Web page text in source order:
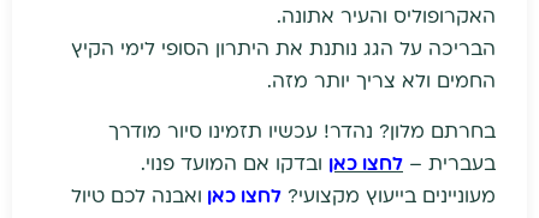
האקרופוליס והעיר אתונה.
הבריכה על הגג נותנת את היתרון הסופי לימי הקיץ
החמים ולא צריך יותר מזה.
בחרתם מלון? נהדר! עכשיו תזמינו סיור מודרך
בעברית – לחצו כאן ובדקו אם המועד פנוי.
מעוניינים בייעוץ מקצועי? לחצו כאן ואבנה לכם טיול